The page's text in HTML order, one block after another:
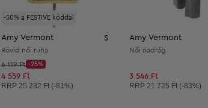
-50% a FESTIVE kóddal
Amy Vermont S
Rövid női ruha
Kezdő ár:
6 119 Ft
Discount Price:
-25%
Csökkentett ár:
4 559 Ft
Ajánlott ár:
RRP 25 282 Ft (-81%)
Amy Vermont
Női nadrág
3 546 Ft
Ajánlott ár:
RRP 21 725 Ft (-83%)